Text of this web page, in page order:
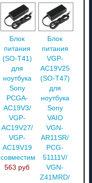
Блок
питания
(SO-T41)
для
ноутбука
Sony
PCGA-
AC19V3/
VGP-
AC19V27/
VGP-
AC19V19
совместимый
563 руб
Блок
питания
VGP-
AC19V25
(SO-T47)
для
ноутбука
Sony
VAIO
VGN-
AR11SR/
PCG-
51111V/
VGN-
Z41MRD/